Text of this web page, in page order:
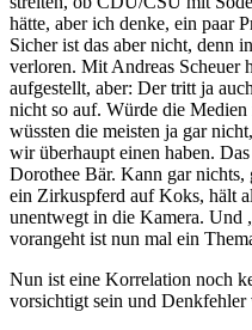
hätte, aber ich denke, ein paar
Sicher ist das aber nicht, denn
verloren. Mit Andreas Scheuer
aufgestellt, aber: Der tritt ja
nicht so auf. Würde die
wüssten die meisten ja gar
wir überhaupt einen haben.
Dorothee Bär. Kann gar
ein Zirkuspferd auf Koks, hält
unentwegt in die Kamera. Und
vorangeht ist nun mal ein
Nun ist eine Korrelation noch
vorsichtigt sein und Denkfehler